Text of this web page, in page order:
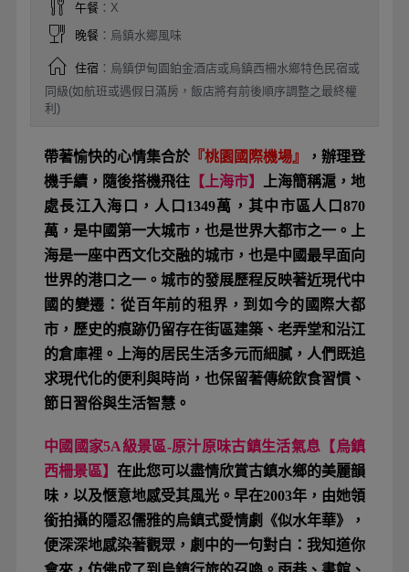
午餐：X
晚餐：烏鎮水鄉風味
住宿 ：烏鎮伊甸園鉑金酒店或烏鎮西柵水鄉特色民宿或
同級(如航班或遇假日滿房，飯店將有前後順序調整之最終權
利)
帶著愉快的心情集合於 『桃園國際機場』
，辦理登
機手續，隨後搭機飛往 【上海市】
上海簡稱滬，地
處長江入海口，人口1349萬，其中市區人口870
萬，是中國第一大城市，也是世界大都市之一。上
海是一座中西文化交融的城市，也是中國最早面向
世界的港口之一。城市的發展歷程反映著近現代中
國的變遷：從百年前的租界，到如今的國際大都
市，歷史的痕跡仍留存在街區建築、老弄堂和沿江
的倉庫裡。上海的居民生活多元而細膩，人們既追
求現代化的便利與時尚，也保留著傳統飲食習慣、
節日習俗與生活智慧。
中國國家5A級景區-原汁原味古鎮生活氣息【烏鎮
西柵景區】 在此您可以盡情欣賞古鎮水鄉的美麗韻
味，以及愜意地感受其風光。早在2003年，由她領
銜拍攝的隱忍儒雅的烏鎮式愛情劇《似水年華》，
便深深地感染著觀眾，劇中的一句對白：我知道你